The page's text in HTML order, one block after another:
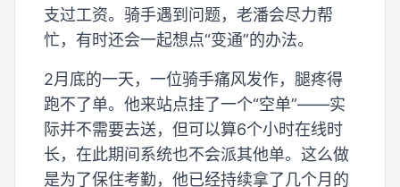
支过工资。骑手遇到问题，老潘会尽力帮
忙，有时还会一起想点“变通”的办法。
2月底的一天，一位骑手痛风发作，腿疼得
跑不了单。他来站点挂了一个“空单”——实
际并不需要去送，但可以算6个小时在线时
长，在此期间系统也不会派其他单。这么做
是为了保住考勤，他已经持续拿了几个月的